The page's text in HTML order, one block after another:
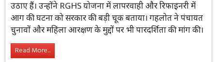
उठाए हैं। उन्होंने RGHS योजना में लापरवाही और रिफाइनरी में
आग की घटना को सरकार की बड़ी चूक बताया। गहलोत ने पंचायत
चुनावों और महिला आरक्षण के मुद्दों पर भी पारदर्शिता की मांग की।
Read More...